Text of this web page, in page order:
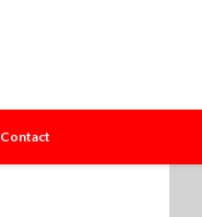
Contact